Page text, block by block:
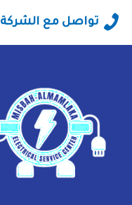
تواصل مع الشركة